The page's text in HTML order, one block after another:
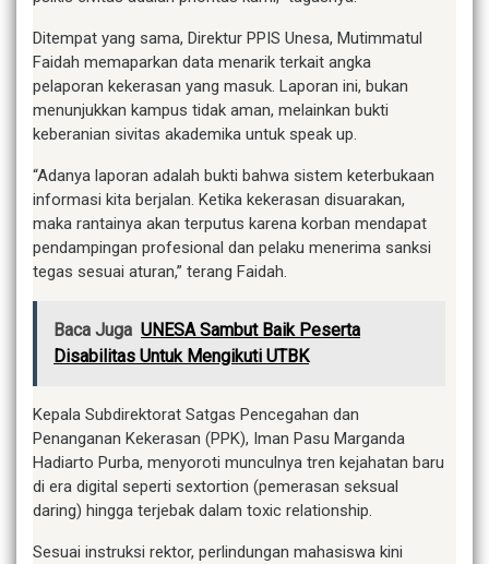
Ditempat yang sama, Direktur PPIS Unesa, Mutimmatul
Faidah memaparkan data menarik terkait angka
pelaporan kekerasan yang masuk. Laporan ini, bukan
menunjukkan kampus tidak aman, melainkan bukti
keberanian sivitas akademika untuk speak up.
“Adanya laporan adalah bukti bahwa sistem keterbukaan
informasi kita berjalan. Ketika kekerasan disuarakan,
maka rantainya akan terputus karena korban mendapat
pendampingan profesional dan pelaku menerima sanksi
tegas sesuai aturan,” terang Faidah.
Baca Juga UNESA Sambut Baik Peserta
Disabilitas Untuk Mengikuti UTBK
Kepala Subdirektorat Satgas Pencegahan dan
Penanganan Kekerasan (PPK), Iman Pasu Marganda
Hadiarto Purba, menyoroti munculnya tren kejahatan baru
di era digital seperti sextortion (pemerasan seksual
daring) hingga terjebak dalam toxic relationship.
Sesuai instruksi rektor, perlindungan mahasiswa kini